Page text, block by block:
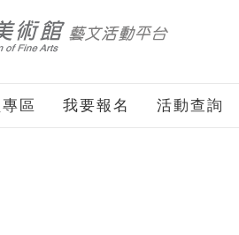
區 我要報名 活動查詢